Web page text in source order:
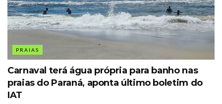
PRAIAS
Carnaval terá água própria para banho nas
praias do Paraná, aponta último boletim do
IAT